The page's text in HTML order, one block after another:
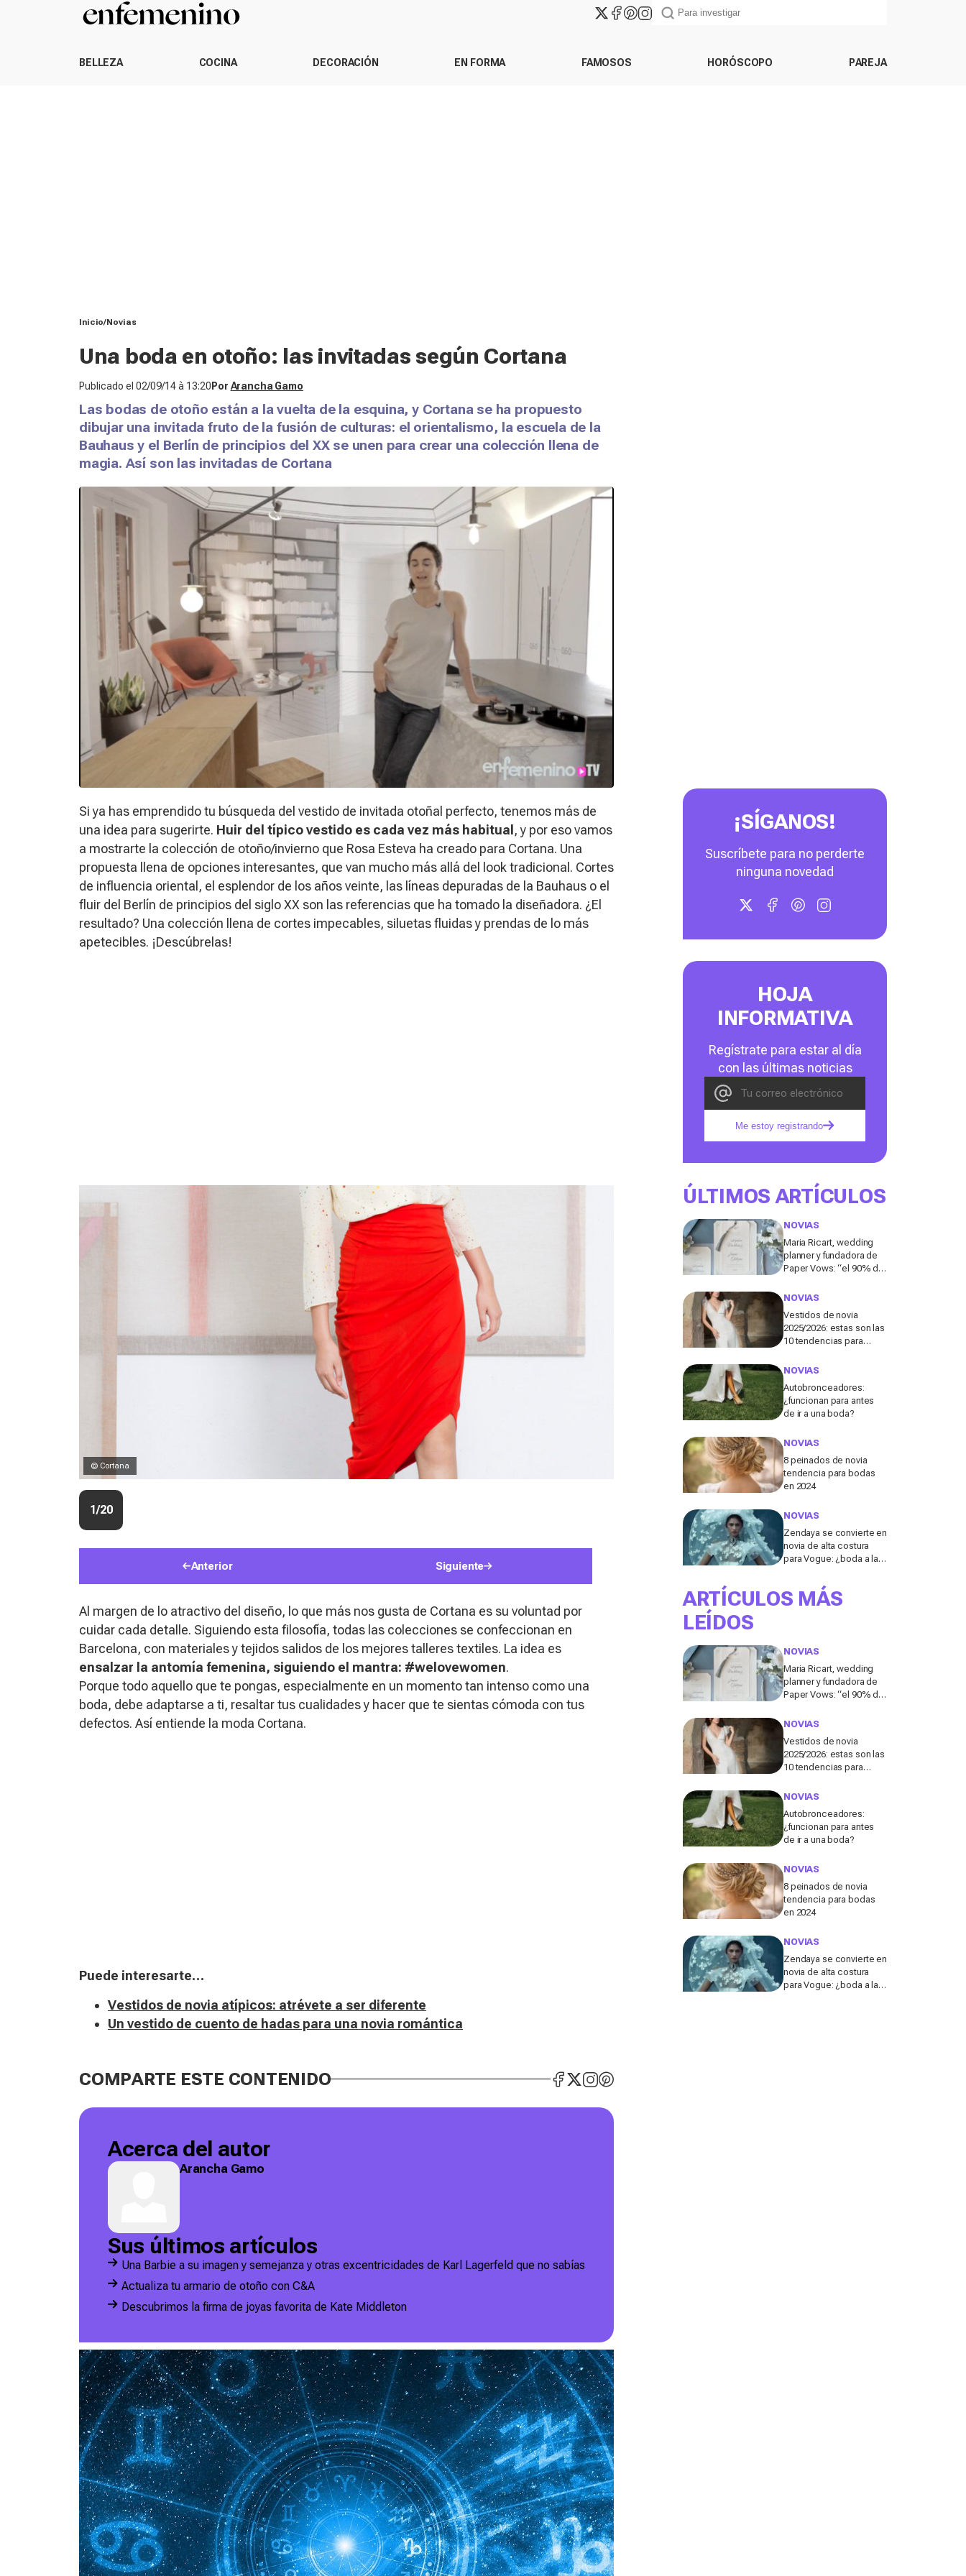
BELLEZA COCINA DECORACIÓN EN FORMA FAMOSOS HORÓSCOPO PAREJA
Inicio Novias
Una boda en otoño: las invitadas según Cortana
Publicado el 02/09/14 à 13:20 Por Arancha Gamo
Las bodas de otoño están a la vuelta de la esquina, y Cortana se ha propuesto
dibujar una invitada fruto de la fusión de culturas: el orientalismo, la escuela de la
Bauhaus y el Berlín de principios del XX se unen para crear una colección llena de
magia. Así son las invitadas de Cortana
Si ya has emprendido tu búsqueda del vestido de invitada otoñal perfecto, tenemos más de
una idea para sugerirte. Huir del típico vestido es cada vez más habitual, y por eso vamos
a mostrarte la colección de otoño/invierno que Rosa Esteva ha creado para Cortana. Una
propuesta llena de opciones interesantes, que van mucho más allá del look tradicional. Cortes
de influencia oriental, el esplendor de los años veinte, las líneas depuradas de la Bauhaus o el
fluir del Berlín de principios del siglo XX son las referencias que ha tomado la diseñadora. ¿El
resultado? Una colección llena de cortes impecables, siluetas fluidas y prendas de lo más
apetecibles. ¡Descúbrelas!
© Cortana
1/20
Anterior Siguiente
Al margen de lo atractivo del diseño, lo que más nos gusta de Cortana es su voluntad por
cuidar cada detalle. Siguiendo esta filosofía, todas las colecciones se confeccionan en
Barcelona, con materiales y tejidos salidos de los mejores talleres textiles. La idea es
ensalzar la antomía femenina, siguiendo el mantra: #welovewomen.
Porque todo aquello que te pongas, especialmente en un momento tan intenso como una
boda, debe adaptarse a ti, resaltar tus cualidades y hacer que te sientas cómoda con tus
defectos. Así entiende la moda Cortana.
Puede interesarte…
Vestidos de novia atípicos: atrévete a ser diferente
Un vestido de cuento de hadas para una novia romántica
COMPARTE ESTE CONTENIDO
Acerca del autor
Arancha Gamo
Sus últimos artículos
Una Barbie a su imagen y semejanza y otras excentricidades de Karl Lagerfeld que no sabías
Actualiza tu armario de otoño con C&A
Descubrimos la firma de joyas favorita de Kate Middleton
¡SÍGANOS!
Suscríbete para no perderte
ninguna novedad
HOJA
INFORMATIVA
Regístrate para estar al día
con las últimas noticias
Me estoy registrando
ÚLTIMOS ARTÍCULOS
NOVIAS
Maria Ricart, wedding
planner y fundadora de
Paper Vows: “el 90% de
esto y luego se
NOVIAS
Vestidos de novia
2025/2026: estas son las
10 tendencias para
especial para ti
NOVIAS
Autobronceadores:
¿funcionan para antes
de ir a una boda?
NOVIAS
8 peinados de novia
tendencia para bodas
en 2024
NOVIAS
Zendaya se convierte en
novia de alta costura
para Vogue: ¿boda a la
ARTÍCULOS MÁS
LEÍDOS
NOVIAS
Maria Ricart, wedding
planner y fundadora de
Paper Vows: “el 90% de
esto y luego se
NOVIAS
Vestidos de novia
2025/2026: estas son las
10 tendencias para
especial para ti
NOVIAS
Autobronceadores:
¿funcionan para antes
de ir a una boda?
NOVIAS
8 peinados de novia
tendencia para bodas
en 2024
NOVIAS
Zendaya se convierte en
novia de alta costura
para Vogue: ¿boda a la